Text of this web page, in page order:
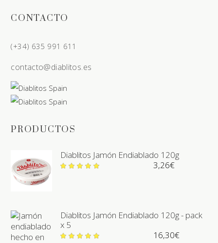
CONTACTO
(+34) 635 991 611
contacto@diablitos.es
PRODUCTOS
Diablitos Jamón Endiablado 120g
Valorado
3,26€
Diablitos Jamón Endiablado 120g - pack
x 5
Valorado
16,30€